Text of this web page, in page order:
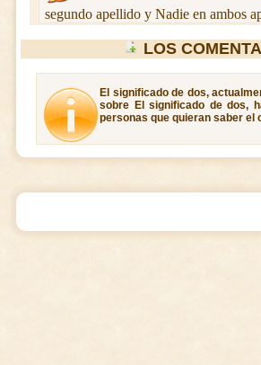
segundo apellido y Nadie en ambos
LOS
El significado de dos,
sobre El significado de dos,
personas que quieran saber el